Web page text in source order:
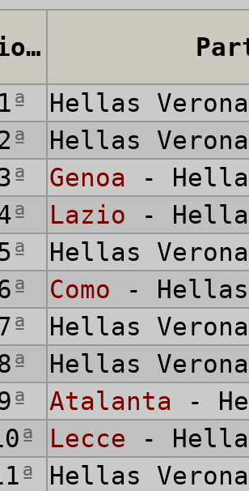
Giornata
1ª
Hellas
ª
Hellas
ª Genoa -
ª Lazio -
ª
Hellas
ª Como - Hellas
ª
Hellas
ª
Hellas
ª Atalanta -
ª Lecce -
ª
Hellas